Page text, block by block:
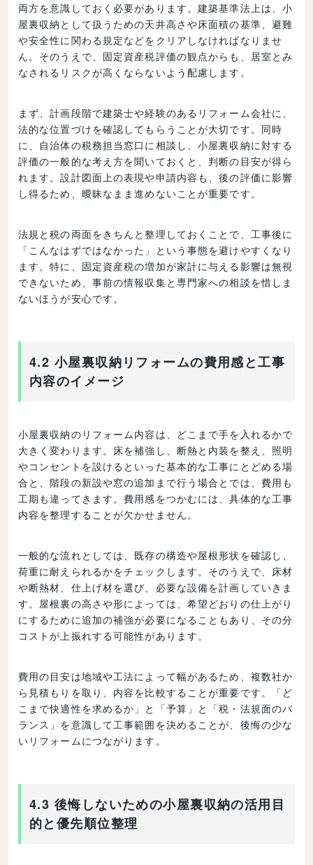
両方を意識しておく必要があります。建築基準法上は、小
屋裏収納として扱うための天井高さや床面積の基準、避難
や安全性に関わる規定などをクリアしなければなりませ
ん。そのうえで、固定資産税評価の観点からも、居室とみ
なされるリスクが高くならないよう配慮します。
まず、計画段階で建築士や経験のあるリフォーム会社に、
法的な位置づけを確認してもらうことが大切です。同時
に、自治体の税務担当窓口に相談し、小屋裏収納に対する
評価の一般的な考え方を聞いておくと、判断の目安が得ら
れます。設計図面上の表現や申請内容も、後の評価に影響
し得るため、曖昧なまま進めないことが重要です。
法規と税の両面をきちんと整理しておくことで、工事後に
「こんなはずではなかった」という事態を避けやすくなり
ます。特に、固定資産税の増加が家計に与える影響は無視
できないため、事前の情報収集と専門家への相談を惜しま
ないほうが安心です。
4.2 小屋裏収納リフォームの費用感と工事
内容のイメージ
小屋裏収納のリフォーム内容は、どこまで手を入れるかで
大きく変わります。床を補強し、断熱と内装を整え、照明
やコンセントを設けるといった基本的な工事にとどめる場
合と、階段の新設や窓の追加まで行う場合とでは、費用も
工期も違ってきます。費用感をつかむには、具体的な工事
内容を整理することが欠かせません。
一般的な流れとしては、既存の構造や屋根形状を確認し、
荷重に耐えられるかをチェックします。そのうえで、床材
や断熱材、仕上げ材を選び、必要な設備を計画していきま
す。屋根裏の高さや形によっては、希望どおりの仕上がり
にするために追加の補強が必要になることもあり、その分
コストが上振れする可能性があります。
費用の目安は地域や工法によって幅があるため、複数社か
ら見積もりを取り、内容を比較することが重要です。「ど
こまで快適性を求めるか」と「予算」と「税・法規面のバ
ランス」を意識して工事範囲を決めることが、後悔の少な
いリフォームにつながります。
4.3 後悔しないための小屋裏収納の活用目
的と優先順位整理